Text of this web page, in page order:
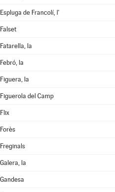
Espluga de Francolí, l'
Falset
Fatarella, la
Febró, la
Figuera, la
Figuerola del Camp
Flix
Forès
Freginals
Galera, la
Gandesa